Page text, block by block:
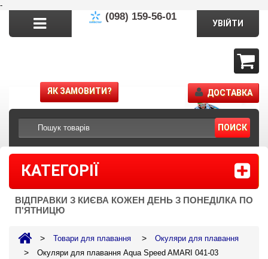
-
(098) 159-56-01
ПОИСК
УВІЙТИ
ЯК ЗАМОВИТИ? ДОСТАВКА
КАТЕГОРІЇ
ВІДПРАВКИ З КИЄВА КОЖЕН ДЕНЬ З ПОНЕДІЛКА ПО
П'ЯТНИЦЮ
> Товари для плавання > Окуляри для плавання
>
Окуляри для плавання Aqua Speed AMARI 041-03